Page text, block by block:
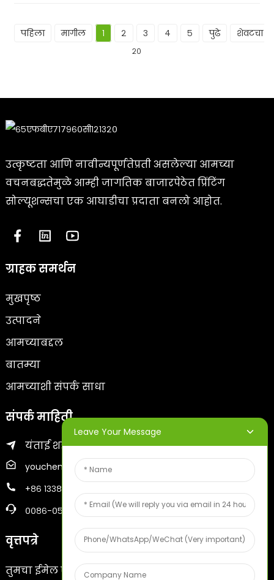
पहिला मागील १ २ ३ ४ ५ पुढे शेवटचा
२०
उत्कृष्टता आणि नावीन्यपूर्णतेप्रती असलेल्या आमच्या
वचनबद्धतेमुळे आम्ही जागतिक बाजारपेठेत प्रिंटिंग
सोल्यूशन्सचा एक आघाडीचा प्रदाता बनलो आहोत.
ग्राहक समर्थन
मुखपृष्ठ
उत्पादने
आमच्याबद्दल
बातम्या
आमच्याशी संपर्क साधा
संपर्क माहिती
यंताई शहराचा झिफू जिल्हा
youcheng@ytscreenprinter.com
+८६ १३३८६३८३९३०
००८६-०५३५६७३०९९६
वृत्तपत्रे
तुमचा ईमेल एंटर करा आणि आम्ही तुम्हाला नवीनतम
Leave Your Message